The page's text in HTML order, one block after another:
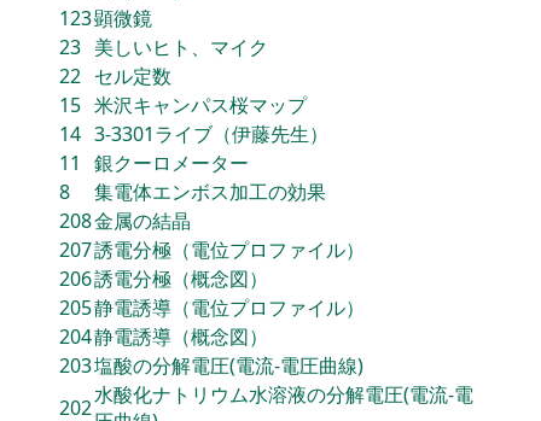
123顕微鏡
23 美しいヒト、マイク
22 セル定数
15 米沢キャンパス桜マップ
14 3-3301ライブ（伊藤先生）
11
銀クーロメーター
8
集電体エンボス加工の効果
208金属の結晶
207誘電分極（電位プロファイル）
206誘電分極（概念図）
205静電誘導（電位プロファイル）
204静電誘導（概念図）
203塩酸の分解電圧(電流‐電圧曲線)
202水酸化ナトリウム水溶液の分解電圧(電流‐電